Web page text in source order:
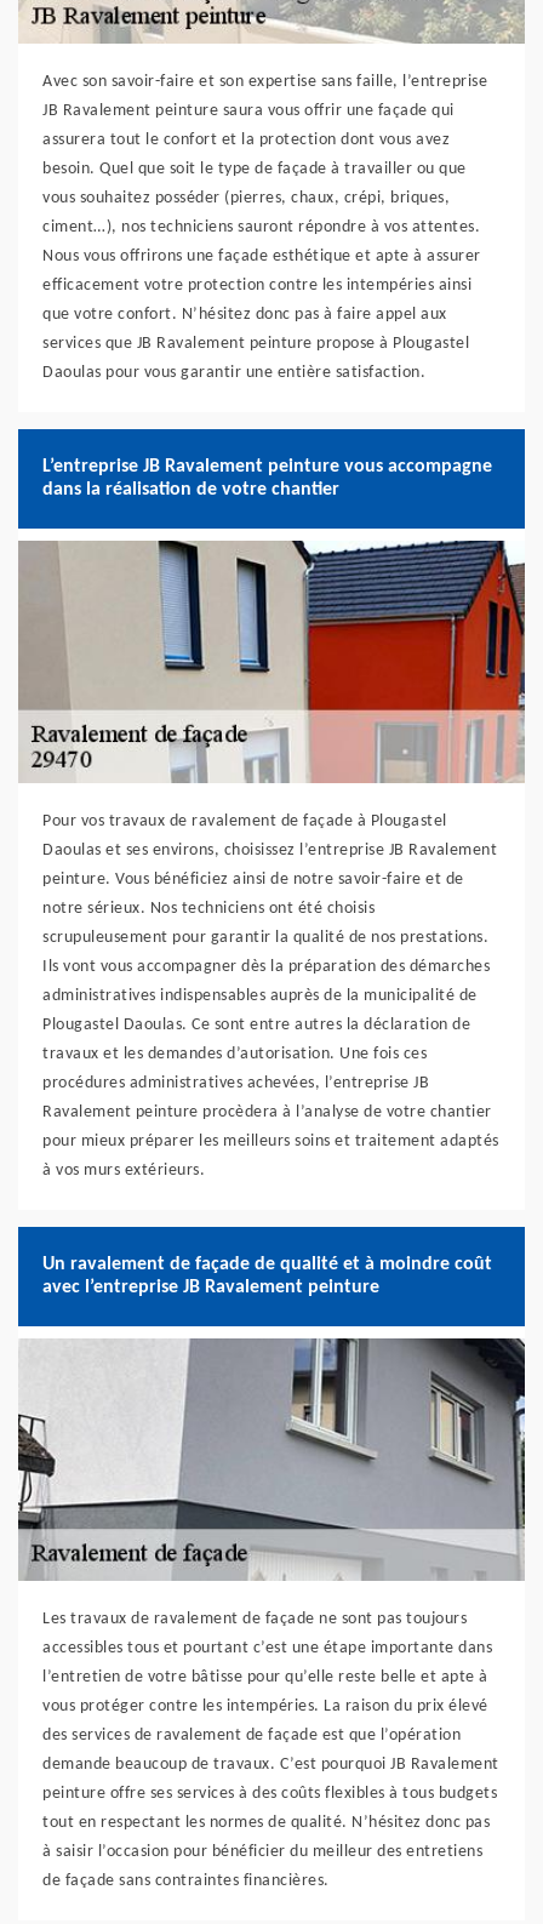
Avec son savoir-faire et son expertise sans faille, l’entreprise
JB Ravalement peinture saura vous offrir une façade qui
assurera tout le confort et la protection dont vous avez
besoin. Quel que soit le type de façade à travailler ou que
vous souhaitez posséder (pierres, chaux, crépi, briques,
ciment…), nos techniciens sauront répondre à vos attentes.
Nous vous offrirons une façade esthétique et apte à assurer
efficacement votre protection contre les intempéries ainsi
que votre confort. N’hésitez donc pas à faire appel aux
services que JB Ravalement peinture propose à Plougastel
Daoulas pour vous garantir une entière satisfaction.
L’entreprise JB Ravalement peinture vous accompagne
dans la réalisation de votre chantier
Pour vos travaux de ravalement de façade à Plougastel
Daoulas et ses environs, choisissez l’entreprise JB Ravalement
peinture. Vous bénéficiez ainsi de notre savoir-faire et de
notre sérieux. Nos techniciens ont été choisis
scrupuleusement pour garantir la qualité de nos prestations.
Ils vont vous accompagner dès la préparation des démarches
administratives indispensables auprès de la municipalité de
Plougastel Daoulas. Ce sont entre autres la déclaration de
travaux et les demandes d’autorisation. Une fois ces
procédures administratives achevées, l’entreprise JB
Ravalement peinture procèdera à l’analyse de votre chantier
pour mieux préparer les meilleurs soins et traitement adaptés
à vos murs extérieurs.
Un ravalement de façade de qualité et à moindre coût
avec l’entreprise JB Ravalement peinture
Les travaux de ravalement de façade ne sont pas toujours
accessibles tous et pourtant c’est une étape importante dans
l’entretien de votre bâtisse pour qu’elle reste belle et apte à
vous protéger contre les intempéries. La raison du prix élevé
des services de ravalement de façade est que l’opération
demande beaucoup de travaux. C’est pourquoi JB Ravalement
peinture offre ses services à des coûts flexibles à tous budgets
tout en respectant les normes de qualité. N’hésitez donc pas
à saisir l’occasion pour bénéficier du meilleur des entretiens
de façade sans contraintes financières.